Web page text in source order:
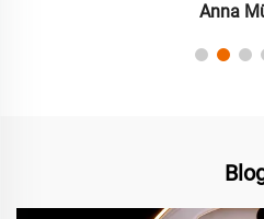
Carlos